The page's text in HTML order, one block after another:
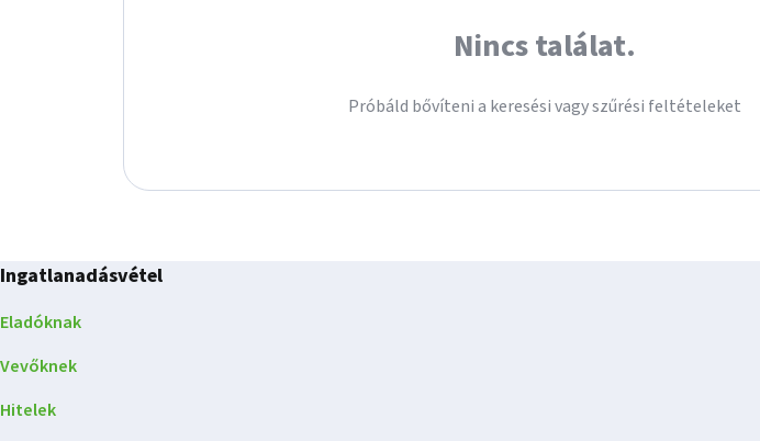
Nincs találat.
Próbáld bővíteni a keresési vagy szűrési feltételeket
Ingatlanadásvétel
Eladóknak
Vevőknek
Hitelek